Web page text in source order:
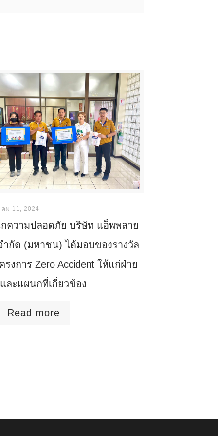
คม 11, 2024
ความปลอดภัย บริษัท แอ็พพลาย
ำกัด (มหาชน) ได้มอบของรางวัล
รงการ Zero Accident ให้แก่ฝ่าย
ละแผนกที่เกี่ยวข้อง
Read more